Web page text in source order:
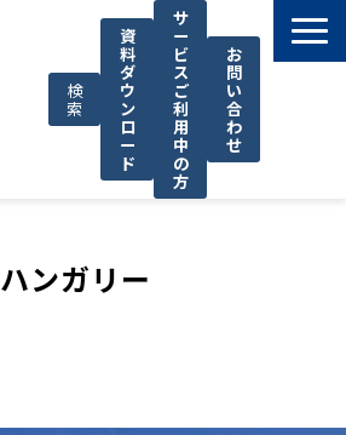
検
索
資
料
ダ
ウ
ン
ロ
ー
ド
サ
ー
ビ
ス
ご
利
用
中
の
方
お
問
い
合
わ
せ
OCSが選ばれる理由
ハンガリー